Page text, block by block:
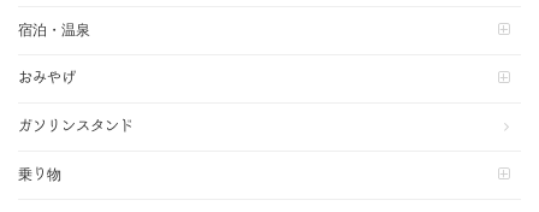
宿泊・温泉
おみやげ
ガソリンスタンド
乗り物